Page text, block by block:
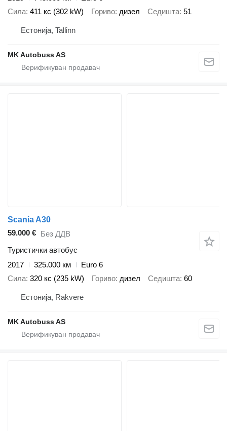
Сила 411 кс (302 kW) Гориво дизел Седишта 51
Естонија, Tallinn
MK Autobuss AS
Scania A30
59.000 € Без ДДВ
Туристички автобус
2017
325.000 км
Euro 6
Сила 320 кс (235 kW) Гориво дизел Седишта 60
Естонија, Rakvere
MK Autobuss AS